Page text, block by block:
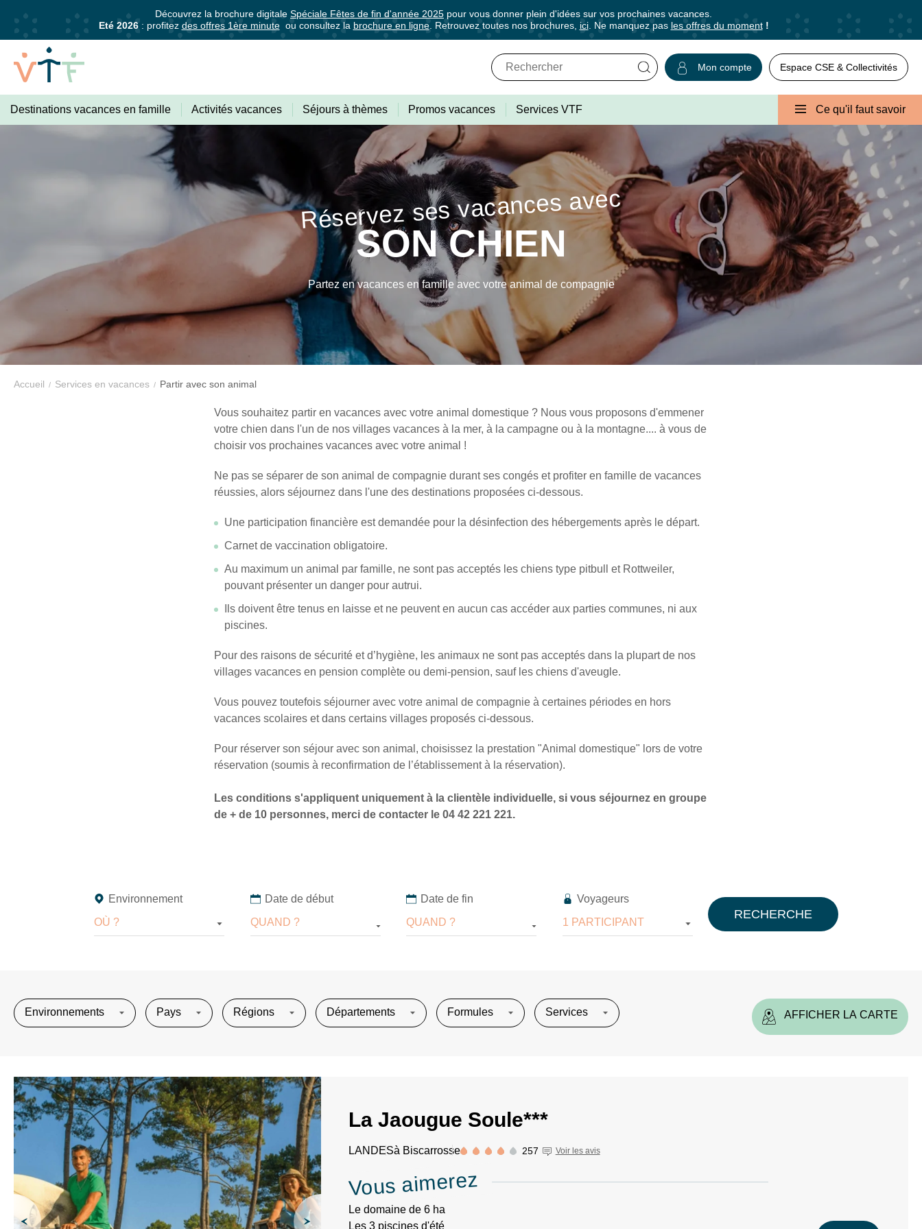
Découvrez la brochure digitale Spéciale Fêtes de fin d'année 2025 pour vous donner plein d'idées sur vos prochaines vacances.
Eté 2026: profitez des offres 1ère minuteou consultez la brochure en ligne. Retrouvez toutes nos brochures, ici. Ne manquez pas les offres du moment!
Mon compte
Destinations vacances en famille Activités vacances Séjours à thèmes Promos vacances Services VTF Ce qu'il faut savoir
VACANCES
PARTIR
SON
ANIMAL
Réservez ses vacances avec
SON CHIEN
Partez en vacances en famille avec votre animal de compagnie
Accueil Services en vacances Partir avec son animal
Vous souhaitez partir en vacances avec votre animal domestique ? Nous vous proposons d'emmener
votre chien dans l'un de nos villages vacances à la mer, à la campagne ou à la montagne.... à vous de
choisir vos prochaines vacances avec votre animal !
Ne pas se séparer de son animal de compagnie durant ses congés et profiter en famille de vacances
réussies, alors séjournez dans l'une des destinations proposées ci-dessous.
Une participation financière est demandée pour la désinfection des hébergements après le départ.
Carnet de vaccination obligatoire.
Au maximum un animal par famille, ne sont pas acceptés les chiens type pitbull et Rottweiler,
pouvant présenter un danger pour autrui.
Ils doivent être tenus en laisse et ne peuvent en aucun cas accéder aux parties communes, ni aux
piscines.
Pour des raisons de sécurité et d’hygiène, les animaux ne sont pas acceptés dans la plupart de nos
villages vacances en pension complète ou demi-pension, sauf les chiens d'aveugle.
Vous pouvez toutefois séjourner avec votre animal de compagnie à certaines périodes en hors
vacances scolaires et dans certains villages proposés ci-dessous.
Pour réserver son séjour avec son animal, choisissez la prestation "Animal domestique" lors de votre
réservation (soumis à reconfirmation de l’établissement à la réservation).
Les conditions s'appliquent uniquement à la clientèle individuelle, si vous séjournez en groupe
de + de 10 personnes, merci de contacter le 04 42 221 221.
Environnement
OÙ ?
Date de début
QUAND ?
Date de fin
QUAND ?
Voyageurs
1 PARTICIPANT
RECHERCHE
Environnements Pays Régions Départements Formules Services AFFICHER LA CARTE
La Jaougue Soule***
LANDESà Biscarrosse 257 Voir les avis
Vous aimerez
Le domaine de 6 ha
Les 3 piscines d'été
Abonnez-vous à notre newsletter ✕ Fermer
Abonnez-vous pour être informé·e de tous les avantages VTF, des offres exclusives et des bons plans pour vos
Recevez tous les 15 jours
, directement dans votre boîte mail, toutes les nouveautés, bons plans, promos, idées de séjours ou conseils
pratiques pour bien préparer vos prochaines vacances.
pouvez vous désinscrire à tout moment à l’aide des liens de désinscription ou en écrivant à
mentions légales de notre site web.
✕ Fermer